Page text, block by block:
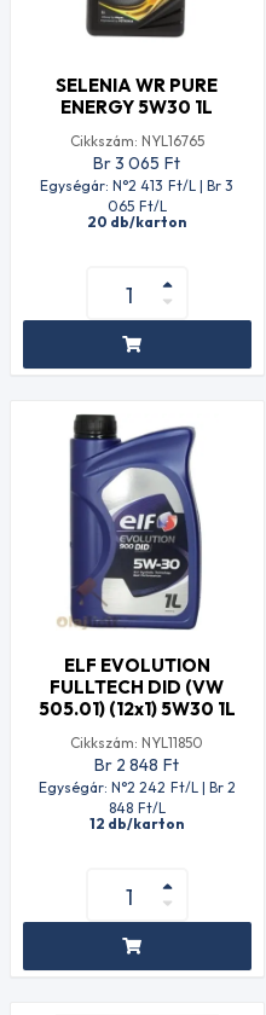
SELENIA WR PURE
ENERGY 5W30 1L
Cikkszám: NYL16765
Br 3 065 Ft
Egységár: N°2 413 Ft/L | Br 3
065 Ft/L
20 db/karton
ELF EVOLUTION
FULLTECH DID (VW
505.01) (12x1) 5W30 1L
Cikkszám: NYL11850
Br 2 848 Ft
Egységár: N°2 242 Ft/L | Br 2
848 Ft/L
12 db/karton